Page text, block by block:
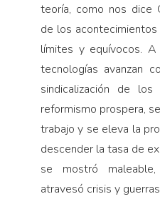
teoría, como nos dice
de los acontecimientos
límites y equívocos.
tecnologías avanzan
sindicalización de
reformismo prospera,
trabajo y se eleva la
descender la tasa de
se mostró
atravesó crisis y